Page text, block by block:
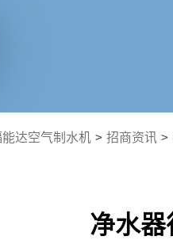
达空气制水机 > 招商资讯 >
净水